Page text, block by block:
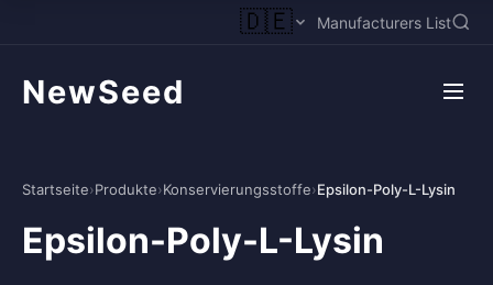
🇩🇪 Manufacturers List
NewSeed
Startseite›Produkte›Konservierungsstoffe›Epsilon-Poly-L-Lysin
Epsilon-Poly-L-Lysin